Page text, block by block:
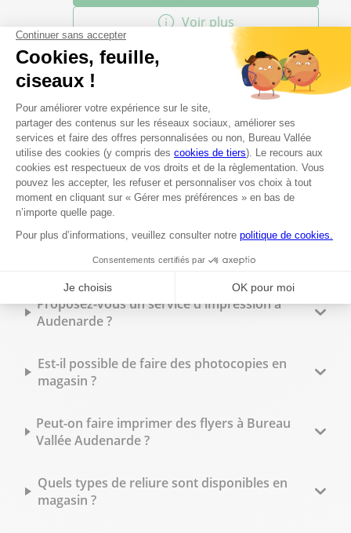
Voir plus
7
76.25 km
Bureau Vallée Charleroi
RUE ALEXANDRE ANSALDI 1
6000 Charleroi
Fermé actuellement
+32 71 488 743
Voir plus
Les questions les plus fréquentes
Proposez-vous un service d'impression à
Audenarde ?
Est-il possible de faire des photocopies en
magasin ?
Peut-on faire imprimer des flyers à Bureau
Vallée Audenarde ?
Quels types de reliure sont disponibles en
magasin ?